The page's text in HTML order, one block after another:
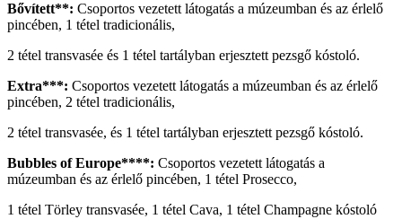
Bővített**: Csoportos vezetett látogatás a múzeumban és az érlelő
pincében, 1 tétel tradicionális,
2 tétel transvasée és 1 tétel tartályban erjesztett pezsgő kóstoló.
Extra***: Csoportos vezetett látogatás a múzeumban és az érlelő
pincében, 2 tétel tradicionális,
2 tétel transvasée, és 1 tétel tartályban erjesztett pezsgő kóstoló.
Bubbles of Europe****: Csoportos vezetett látogatás a
múzeumban és az érlelő pincében, 1 tétel Prosecco,
1 tétel Törley transvasée, 1 tétel Cava, 1 tétel Champagne kóstoló